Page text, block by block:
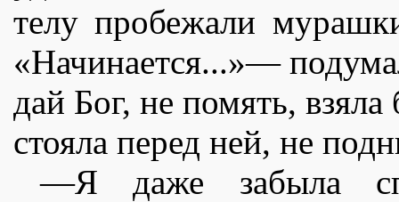
телу пробежали
«Начинается...»—
дай Бог, не помять,
стояла перед ней, не
—Я даже забыла